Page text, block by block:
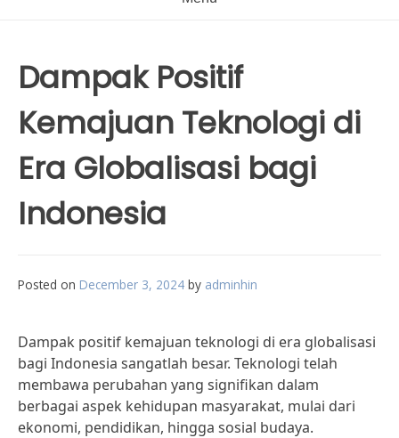
Dampak Positif
Kemajuan Teknologi di
Era Globalisasi bagi
Indonesia
Posted on December 3, 2024 by adminhin
Dampak positif kemajuan teknologi di era globalisasi
bagi Indonesia sangatlah besar. Teknologi telah
membawa perubahan yang signifikan dalam
berbagai aspek kehidupan masyarakat, mulai dari
ekonomi, pendidikan, hingga sosial budaya.